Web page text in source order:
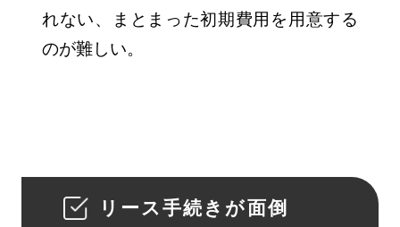
れない、まとまった初期費用を用意する
のが難しい。
リース手続きが面倒